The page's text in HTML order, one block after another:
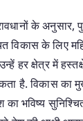
के अनुसार,
के लिए
हर क्षेत्र में
है. विकास का
का भविष्य